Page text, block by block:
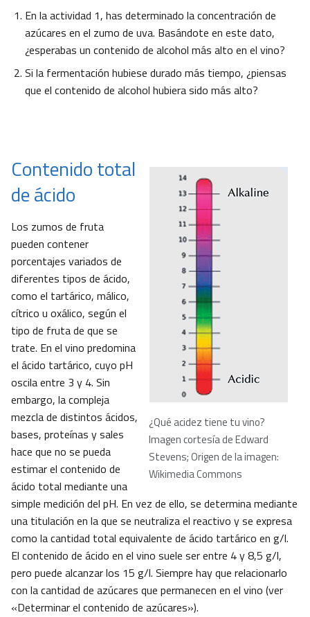
En la actividad 1, has determinado la concentración de
azúcares en el zumo de uva. Basándote en este dato,
¿esperabas un contenido de alcohol más alto en el vino?
Si la fermentación hubiese durado más tiempo, ¿piensas
que el contenido de alcohol hubiera sido más alto?
¿Qué acidez tiene tu vino?
Imagen cortesía de Edward
Stevens; Origen de la imagen:
Wikimedia Commons
Contenido total
de ácido
Los zumos de fruta
pueden contener
porcentajes variados de
diferentes tipos de ácido,
como el tartárico, málico,
cítrico u oxálico, según el
tipo de fruta de que se
trate. En el vino predomina
el ácido tartárico, cuyo pH
oscila entre 3 y 4. Sin
embargo, la compleja
mezcla de distintos ácidos,
bases, proteínas y sales
hace que no se pueda
estimar el contenido de
ácido total mediante una
simple medición del pH. En vez de ello, se determina mediante
una titulación en la que se neutraliza el reactivo y se expresa
como la cantidad total equivalente de ácido tartárico en g/l.
El contenido de ácido en el vino suele ser entre 4 y 8,5 g/l,
pero puede alcanzar los 15 g/l. Siempre hay que relacionarlo
con la cantidad de azúcares que permanecen en el vino (ver
«Determinar el contenido de azúcares»).